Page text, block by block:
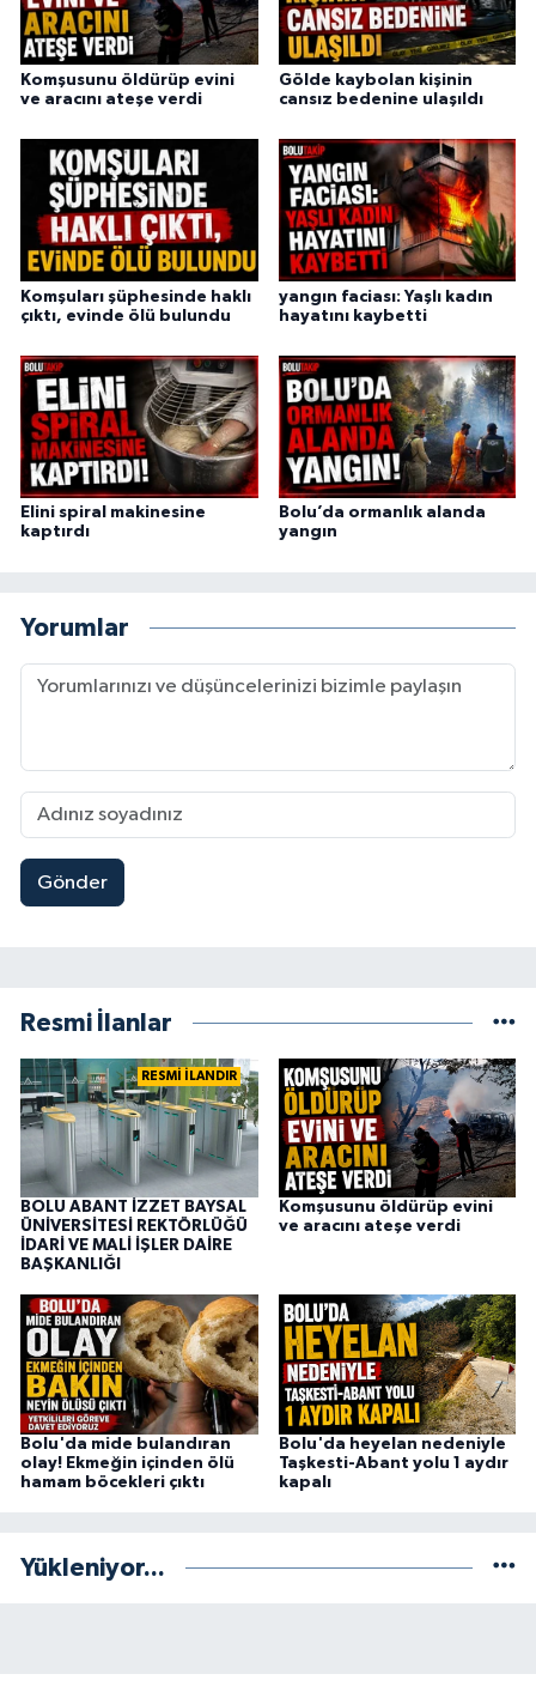
Komşusunu öldürüp evini
ve aracını ateşe verdi
Gölde kaybolan kişinin
cansız bedenine ulaşıldı
Komşuları şüphesinde haklı
çıktı, evinde ölü bulundu
yangın faciası: Yaşlı kadın
hayatını kaybetti
Elini spiral makinesine
kaptırdı
Bolu’da ormanlık alanda
yangın
Yorumlar
Gönder
Resmi İlanlar
RESMİ İLANDIR
BOLU ABANT İZZET BAYSAL
ÜNİVERSİTESİ REKTÖRLÜĞÜ
İDARİ VE MALİ İŞLER DAİRE
BAŞKANLIĞI
Komşusunu öldürüp evini
ve aracını ateşe verdi
Bolu'da mide bulandıran
olay! Ekmeğin içinden ölü
hamam böcekleri çıktı
Bolu'da heyelan nedeniyle
Taşkesti-Abant yolu 1 aydır
kapalı
Yükleniyor...